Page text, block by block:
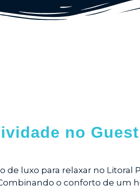
no
de luxo para relaxar no Litoral
o conforto de um